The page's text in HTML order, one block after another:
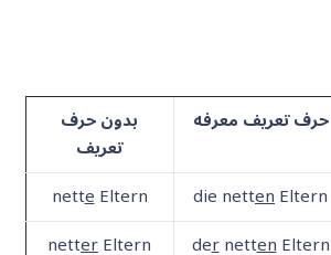
حرف تعریف معرفه بدون حرف
تعریف
die nettenEltern
netteEltern
dernettenEltern
netterEltern